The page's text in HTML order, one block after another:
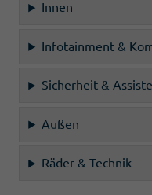
Innen
Infotainment &
Sicherheit &
Außen
Räder & Technik